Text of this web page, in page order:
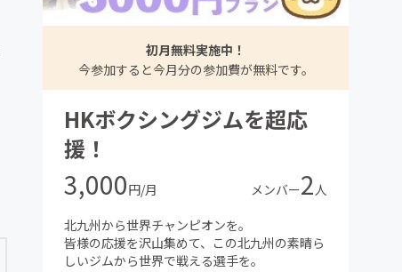
初月無料実施中！
今参加すると今月分の参加費が無料です。
HKボクシングジムを超応
援！
3,000円/月 メンバー2人
北九州から世界チャンピオンを。
皆様の応援を沢山集めて、この北九州の素晴ら
しいジムから世界で戦える選手を。